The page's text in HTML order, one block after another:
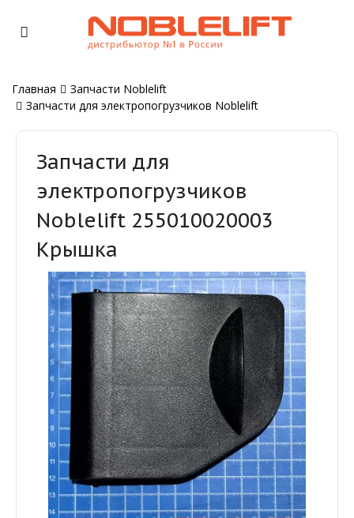
Главная
Запчасти Noblelift
Запчасти для электропогрузчиков Noblelift
Запчасти для
электропогрузчиков
Noblelift 255010020003
Крышка